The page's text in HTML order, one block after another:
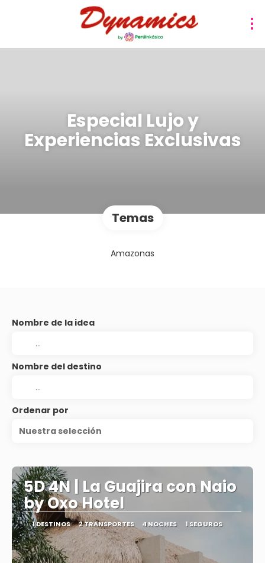
Especial Lujo y
Experiencias Exclusivas
Temas
Amazonas
Nombre de la idea
Nombre del destino
Ordenar por
Nuestra selección
5D 4N | La Guajira con Naio
by Oxo Hotel
1 DESTINOS 2 TRANSPORTES 4 NOCHES 1 SEGUROS